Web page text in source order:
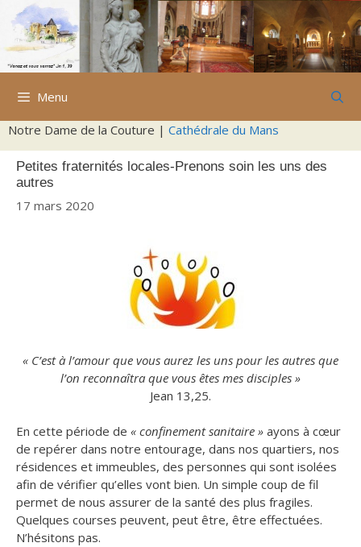
Aller
contenu
Menu
Notre Dame de la Couture | Cathédrale du Mans
Petites fraternités locales-Prenons soin les uns des
autres
17 mars 2020
« C’est à l’amour que vous aurez les uns pour les autres que
l’on reconnaîtra que vous êtes mes disciples »
Jean 13,25.
En cette période de « confinement sanitaire » ayons à cœur
de repérer dans notre entourage, dans nos quartiers, nos
résidences et immeubles, des personnes qui sont isolées
afin de vérifier qu’elles vont bien. Un simple coup de fil
permet de nous assurer de la santé des plus fragiles.
Quelques courses peuvent, peut être, être effectuées.
N’hésitons pas.